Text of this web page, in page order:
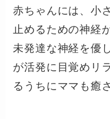
赤ちゃんには、小
止めるための神経
未発達な神経を優
が活発に目覚めリ
るうちにママも癒